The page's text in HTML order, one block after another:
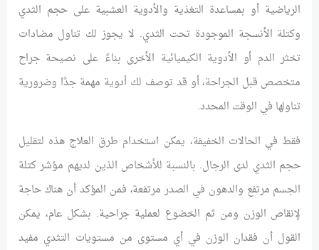
الرياضية أو بمساعدة التغذية والأدوية العشبية على حجم الثدي
وكتلة الأنسجة الموجودة تحت الثدي. لا يجوز لك تناول مضادات
تخثر الدم أو الأدوية الكيميائية الأخرى بناءً على نصيحة جراح
متخصص قبل الجراحة، أو قد توصف لك أدوية مهمة جدًا وضرورية
تناولها في الوقت المحدد.
فقط في الحالات الخفيفة، يمكن استخدام طرق العلاج هذه لتقليل
حجم الثدي لدى الرجال. بالنسبة للأشخاص الذين لديهم مؤشر كتلة
الجسم مرتفع والدهون في الصدر مرتفعة، فمن المؤكد أن هناك حاجة
لإنقاص الوزن ومن ثم الخضوع لعملية جراحية. بشكل عام، يمكن
القول أن فقدان الوزن في أي مستوى من مستويات التثدي مفيد